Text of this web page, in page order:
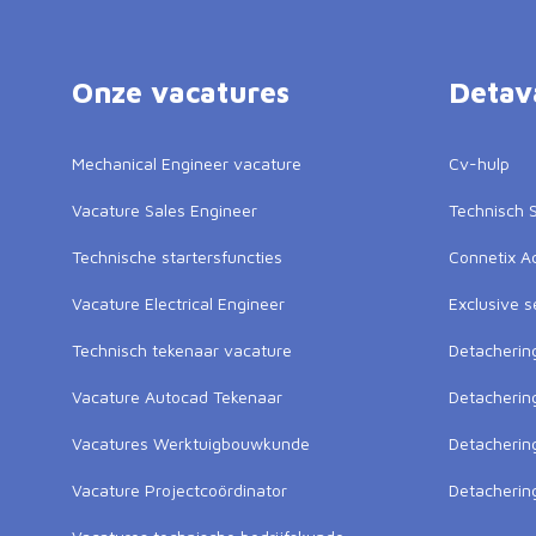
Onze vacatures
Mechanical Engineer vacature
Vacature Sales Engineer
Technische startersfuncties
Vacature Electrical Engineer
Technisch tekenaar vacature
Vacature Autocad Tekenaar
Vacatures Werktuigbouwkunde
Vacature Projectcoördinator
Cv-hulp
Technisch
Connetix
Exclusive